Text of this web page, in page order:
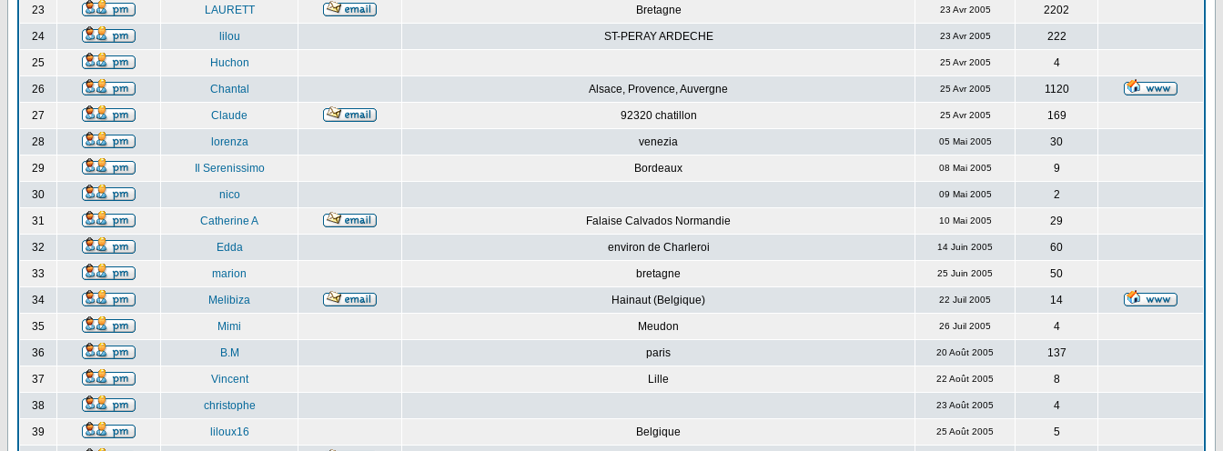
23 LAURETT Bretagne 23 Avr 2005 2202
24 lilou ST-PERAY ARDECHE 23 Avr 2005 222
25 Huchon 25 Avr 2005 4
26 Chantal Alsace, Provence, Auvergne 25 Avr 2005 1120
27 Claude 92320 chatillon 25 Avr 2005 169
28 lorenza venezia 05 Mai 2005 30
29 Il Serenissimo Bordeaux 08 Mai 2005 9
30 nico 09 Mai 2005 2
31 Catherine A Falaise Calvados Normandie 10 Mai 2005 29
32 Edda environ de Charleroi 14 Juin 2005 60
33 marion bretagne 25 Juin 2005 50
34 Melibiza Hainaut (Belgique) 22 Juil 2005 14
35 Mimi Meudon 26 Juil 2005 4
36 B.M paris 20 Août 2005 137
37 Vincent Lille 22 Août 2005 8
38 christophe 23 Août 2005 4
39 liloux16 Belgique 25 Août 2005 5